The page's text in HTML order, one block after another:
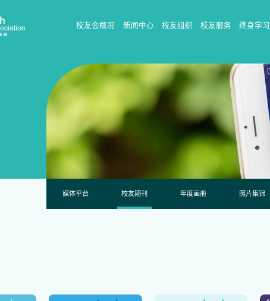
校友会概况 新闻中心 校友组织 校友服务 终身学习
媒体平台 校友期刊 年度画册 照片集锦